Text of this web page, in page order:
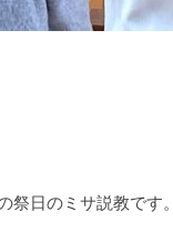
祭日のミサ説教です。